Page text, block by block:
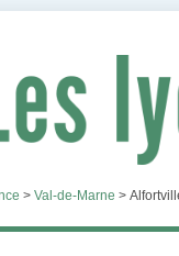
> Val-de-Marne >